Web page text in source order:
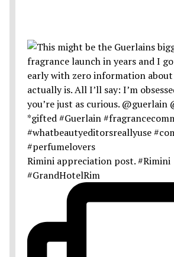
Rimini appreciation post. #Rimini
#GrandHotelRim